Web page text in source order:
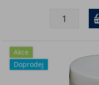
Akce
Doprodej